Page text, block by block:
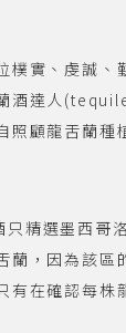
樸實、虔誠
酒達人
照顧龍舌蘭種
精選墨西哥
蘭，因為該
有在確認每